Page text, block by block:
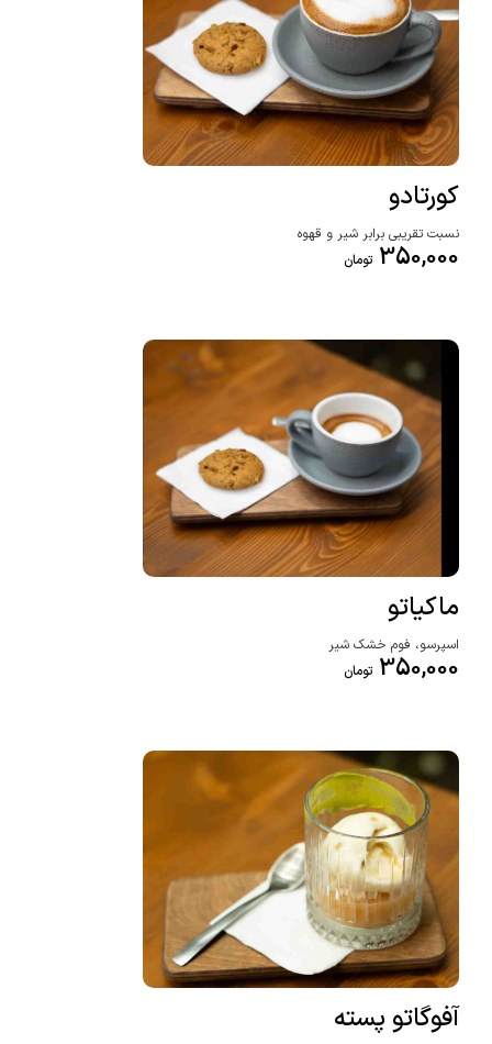
کورتادو
نسبت تقریبی برابر شیر و قهوه
350,000 تومان
ماکیاتو
اسپرسو، فوم خشک شیر
350,000 تومان
آفوگاتو پسته